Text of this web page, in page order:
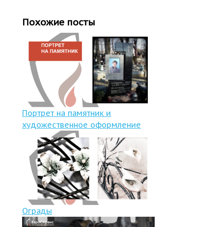
Похожие посты
Портрет на памятник и
художественное оформление
Ограды